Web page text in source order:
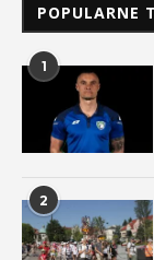
POPULARNE
1
2